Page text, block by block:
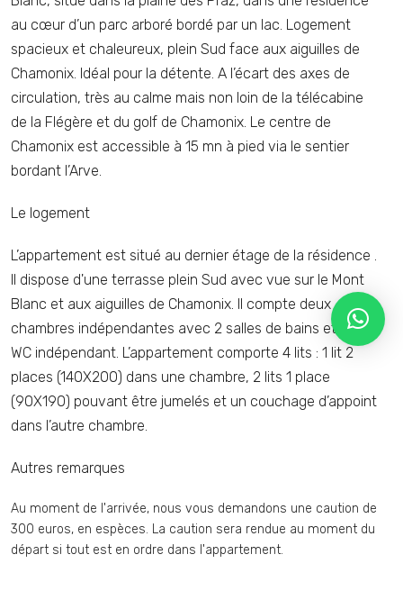
au cœur d’un parc arboré bordé par un lac. Logement
spacieux et chaleureux, plein Sud face aux aiguilles de
Chamonix. Idéal pour la détente. A l’écart des axes de
circulation, très au calme mais non loin de la télécabine
de la Flégère et du golf de Chamonix. Le centre de
Chamonix est accessible à 15 mn à pied via le sentier
bordant l’Arve.
Le logement
L’appartement est situé au dernier étage de la résidence .
Il dispose d'une terrasse plein Sud avec vue sur le Mont
Blanc et aux aiguilles de Chamonix. Il compte deux
chambres indépendantes avec 2 salles de bains et un
WC indépendant. L’appartement comporte 4 lits : 1 lit 2
places (140X200) dans une chambre, 2 lits 1 place
(90X190) pouvant être jumelés et un couchage d’appoint
dans l’autre chambre.
Autres remarques
Au moment de l'arrivée, nous vous demandons une caution de
300 euros, en espèces. La caution sera rendue au moment du
départ si tout est en ordre dans l'appartement.